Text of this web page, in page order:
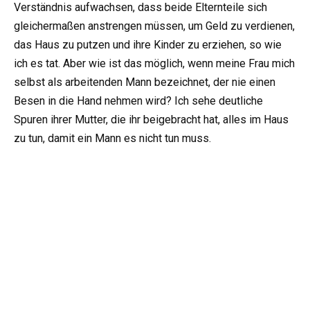
Verständnis aufwachsen, dass beide Elternteile sich
gleichermaßen anstrengen müssen, um Geld zu verdienen,
das Haus zu putzen und ihre Kinder zu erziehen, so wie
ich es tat. Aber wie ist das möglich, wenn meine Frau mich
selbst als arbeitenden Mann bezeichnet, der nie einen
Besen in die Hand nehmen wird? Ich sehe deutliche
Spuren ihrer Mutter, die ihr beigebracht hat, alles im Haus
zu tun, damit ein Mann es nicht tun muss.